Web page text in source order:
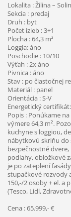
Lokalita : Žilina –
Sekcia : predaj
Druh : byt
Počet izieb : 3+1
Plocha : 64,3 m²
Loggia: áno
Poschodie : 10/10
Výťah : 2x áno
Pivnica : áno
Stav : po čiastočnej
Materiál : panel
Orientácia : S-V
Energetický
Popis : Ponúkame
výmere 64,3 m².
kuchyne s loggiou,
nábytkovú skriňu do
bezpečnostné
podlahy, obložkové
je po zateplení
stupačkové rozvody
150,-/2 osoby + el. a
(Tesco, Lidl,
Cena : 65.999,- €